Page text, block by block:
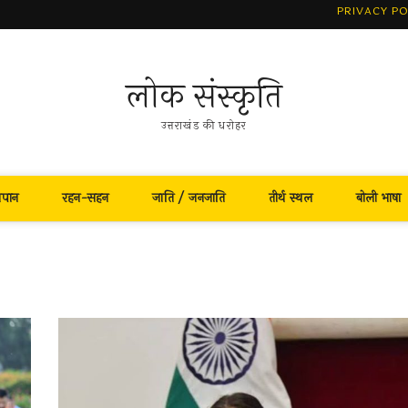
PRIVACY
लोक संस्कृति
उत्तराखंड की धरोहर
रहन-सहन जाति / जनजाति तीर्थ स्थल बोली भाषा